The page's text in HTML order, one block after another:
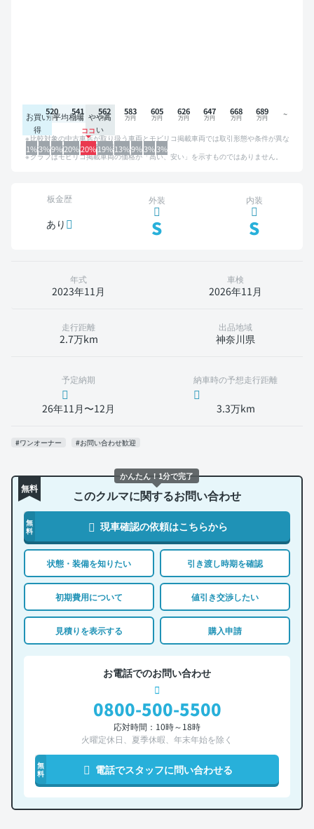
お買い
得
平均相場 やや高
い
1%3%9%20%20%19%13%9%3%3%
520 541 562 583 605 626 647 668 689
比較対象の中古車店が取り扱う車両とモビリコ掲載車両では取引形態や条件が異な
るため、グラフは参考情報です。
グラフはモビリコ掲載車両の価格が「高い、安い」を示すものではありません。
板金歴
あり
外装
S
内装
S
年式
2023年11月
車検
2026年11月
走行距離
2.7万km
出品地域
神奈川県
予定納期
26年11月〜12月
納車時の予想走行距離
3.3万km
#ワンオーナー #お問い合わせ歓迎
無料 このクルマに関するお問い合わせ
無
料
現車確認の依頼はこちらから
状態・装備を知りたい 引き渡し時期を確認
初期費用について 値引き交渉したい
見積りを表示する 購入申請
お電話でのお問い合わせ
0800-500-5500
応対時間：10時～18時
火曜定休日、夏季休暇、年末年始を除く
無
料
電話でスタッフに問い合わせる
かんたん！1分で完了